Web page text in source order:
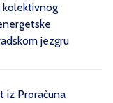
kolektivnog
jezgru
iz Proračuna